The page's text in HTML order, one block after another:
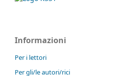
Informazioni
Per i lettori
Per gli/le autori/rici